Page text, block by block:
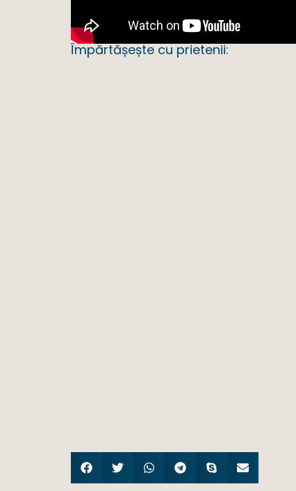
Împărtășește cu prietenii: